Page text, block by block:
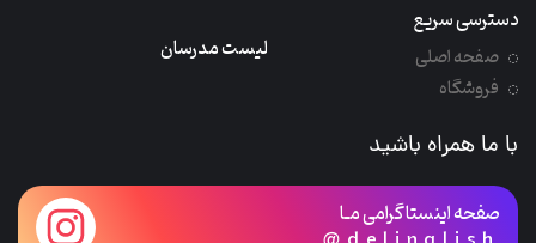
دسترسی سریع
صفحه اصلی
فروشگاه
لیست مدرسان
با ما همراه باشید
صفحه اینستاگرامی مـا